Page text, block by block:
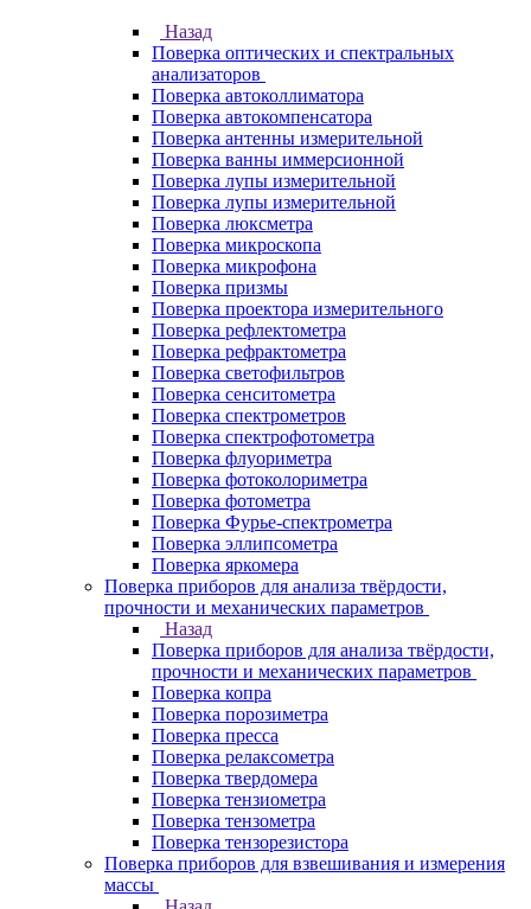
Назад
Поверка оптических и спектральных
анализаторов
Поверка автоколлиматора
Поверка автокомпенсатора
Поверка антенны измерительной
Поверка ванны иммерсионной
Поверка лупы измерительной
Поверка лупы измерительной
Поверка люксметра
Поверка микроскопа
Поверка микрофона
Поверка призмы
Поверка проектора измерительного
Поверка рефлектометра
Поверка рефрактометра
Поверка светофильтров
Поверка сенситометра
Поверка спектрометров
Поверка спектрофотометра
Поверка флуориметра
Поверка фотоколориметра
Поверка фотометра
Поверка Фурье-спектрометра
Поверка эллипсометра
Поверка яркомера
Поверка приборов для анализа твёрдости,
прочности и механических параметров
Назад
Поверка приборов для анализа твёрдости,
прочности и механических параметров
Поверка копра
Поверка порозиметра
Поверка пресса
Поверка релаксометра
Поверка твердомера
Поверка тензиометра
Поверка тензометра
Поверка тензорезистора
Поверка приборов для взвешивания и измерения
массы